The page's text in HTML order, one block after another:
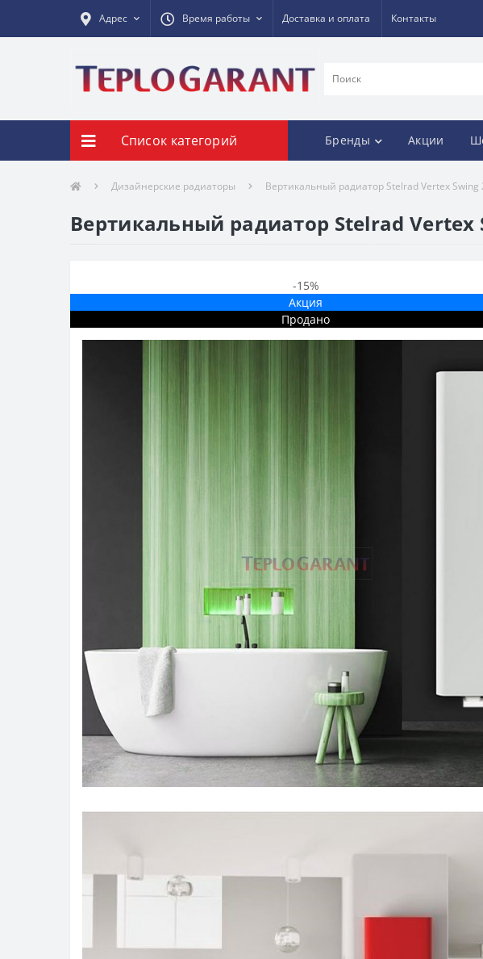
Адрес Время работы Доставка и оплата Контакты
Список категорий Бренды Акции
Дизайнерские радиаторы Вертикальный радиатор Stelrad Vertex Swing
Вертикальный радиатор Stelrad Vertex
-15%
Акция
Продано